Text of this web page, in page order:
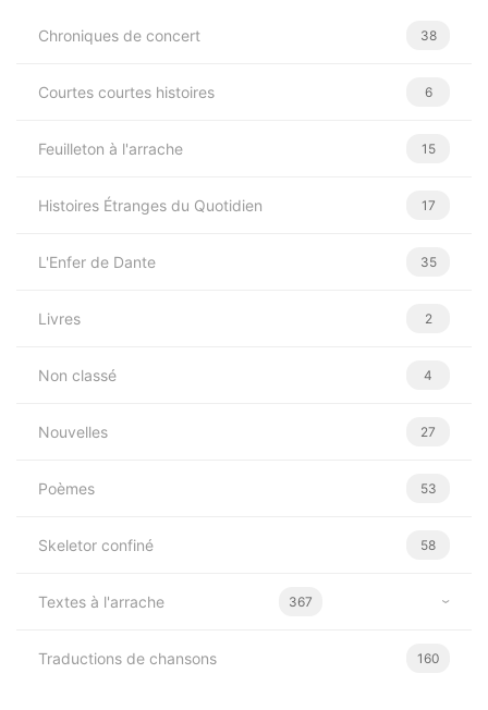
Chroniques de concert 38
Courtes courtes histoires 6
Feuilleton à l'arrache 15
Histoires Étranges du Quotidien 17
L'Enfer de Dante 35
Livres 2
Non classé 4
Nouvelles 27
Poèmes 53
Skeletor confiné 58
Textes à l'arrache 367
Traductions de chansons 160